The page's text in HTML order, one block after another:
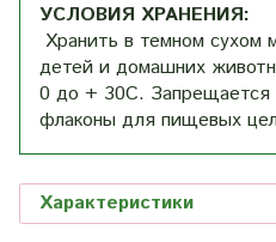
УСЛОВИЯ ХРАНЕНИЯ:
Хранить в темном сухом
детей и домашних
0 до + 30С. Запрещается
флаконы для пищевых
Характеристики